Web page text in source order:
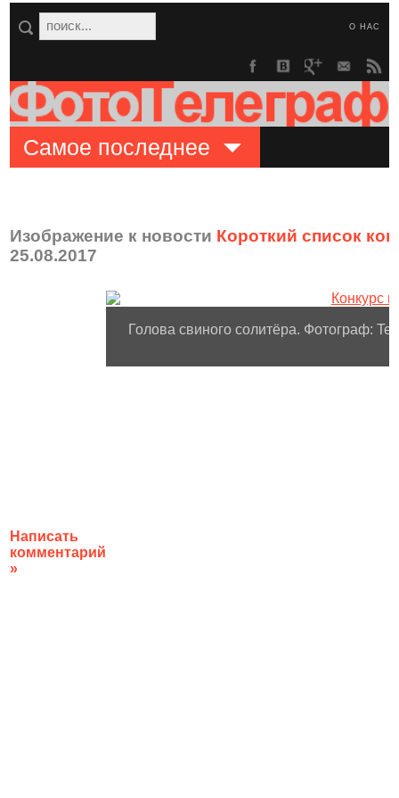
О НАС
Самое последнее
Изображение к новости Короткий список
25.08.2017
Написать
комментарий
»
Голова свиного солитёра. Фотограф: